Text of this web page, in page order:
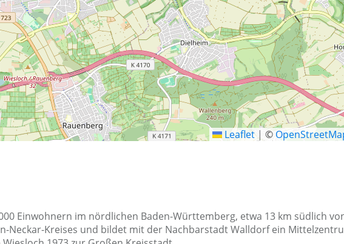
Leaflet | ©
Einwohnern im nördlichen Baden-Württemberg, etwa 13 km südlich
Neckar-Kreises und bildet mit der Nachbarstadt Walldorf ein